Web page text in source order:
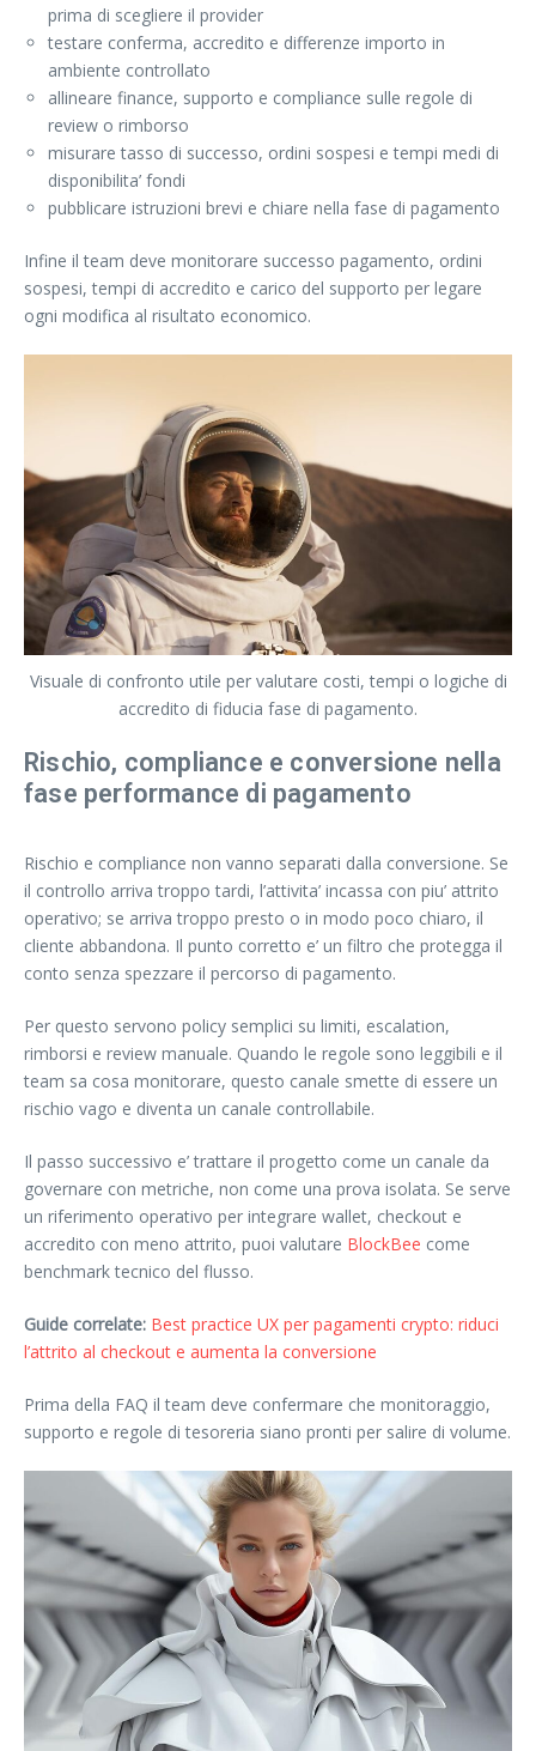
prima di scegliere il provider
testare conferma, accredito e differenze importo in
ambiente controllato
allineare finance, supporto e compliance sulle regole di
review o rimborso
misurare tasso di successo, ordini sospesi e tempi medi di
disponibilita’ fondi
pubblicare istruzioni brevi e chiare nella fase di pagamento
Infine il team deve monitorare successo pagamento, ordini
sospesi, tempi di accredito e carico del supporto per legare
ogni modifica al risultato economico.
Visuale di confronto utile per valutare costi, tempi o logiche di
accredito di fiducia fase di pagamento.
Rischio, compliance e conversione nella
fase performance di pagamento
Rischio e compliance non vanno separati dalla conversione. Se
il controllo arriva troppo tardi, l’attivita’ incassa con piu’ attrito
operativo; se arriva troppo presto o in modo poco chiaro, il
cliente abbandona. Il punto corretto e’ un filtro che protegga il
conto senza spezzare il percorso di pagamento.
Per questo servono policy semplici su limiti, escalation,
rimborsi e review manuale. Quando le regole sono leggibili e il
team sa cosa monitorare, questo canale smette di essere un
rischio vago e diventa un canale controllabile.
Il passo successivo e’ trattare il progetto come un canale da
governare con metriche, non come una prova isolata. Se serve
un riferimento operativo per integrare wallet, checkout e
accredito con meno attrito, puoi valutare BlockBee come
benchmark tecnico del flusso.
Guide correlate: Best practice UX per pagamenti crypto: riduci
l’attrito al checkout e aumenta la conversione
Prima della FAQ il team deve confermare che monitoraggio,
supporto e regole di tesoreria siano pronti per salire di volume.